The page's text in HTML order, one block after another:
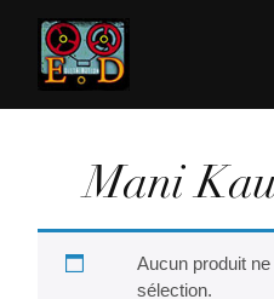
Mani
Aucun produit
sélection.